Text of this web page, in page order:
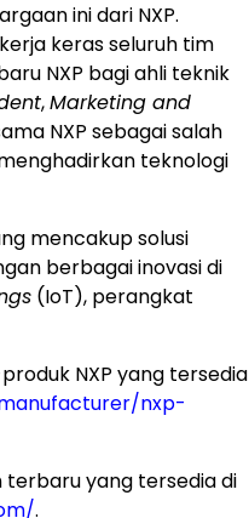
ini dari NXP.
keras seluruh tim
NXP bagi ahli teknik
,Marketing and
NXP sebagai salah
teknologi
mencakup solusi
berbagai inovasi di
(IoT), perangkat
NXP yang tersedia
nxp-
yang tersedia di
.